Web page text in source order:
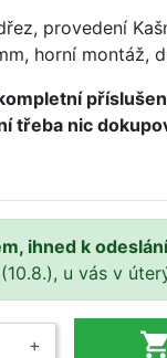
provedení
horní montáž,
třeba nic
ihned k
u vás v
+